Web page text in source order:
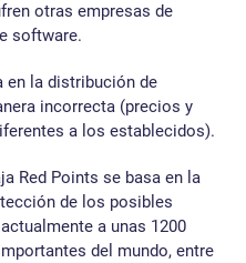
otras empresas de
software.
en la distribución de
incorrecta (precios y
a los establecidos).
Red Points se basa en la
de los posibles
a unas 1200
del mundo, entre